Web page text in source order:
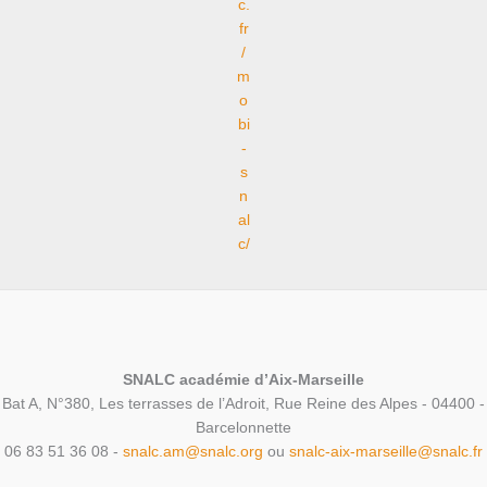
c.
fr
/
m
o
bi
-
s
n
al
c/
SNALC académie d’Aix-Marseille
Bat A, N°380, Les terrasses de l’Adroit, Rue Reine des Alpes - 04400 -
Barcelonnette
06 83 51 36 08 - snalc.am@snalc.org ou snalc-aix-marseille@snalc.fr